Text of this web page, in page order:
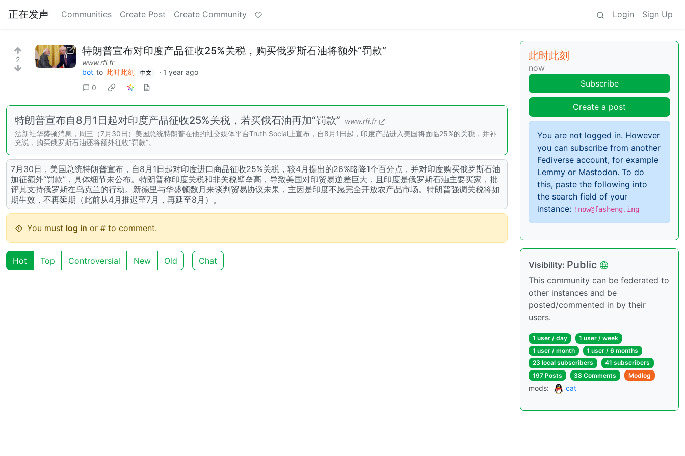
正在发声 Communities Create Post Create Community Login Sign Up
2
特朗普宣布对印度产品征收25%关税，购买俄罗斯石油将额外“罚款”
www.rfi.fr
bot to 此时此刻 中文 · 1 year ago
0
特朗普宣布自8月1日起对印度产品征收25%关税，若买俄石油再加“罚款” www.rfi.fr
法新社华盛顿消息，周三（7月30日）美国总统特朗普在他的社交媒体平台Truth Social上宣布，自8月1日起，印度产品进入美国将面临25%的关税，并补
充说，购买俄罗斯石油还将额外征收“罚款”。
7月30日，美国总统特朗普宣布，自8月1日起对印度进口商品征收25%关税，较4月提出的26%略降1个百分点，并对印度购买俄罗斯石油
加征额外“罚款”，具体细节未公布。特朗普称印度关税和非关税壁垒高，导致美国对印贸易逆差巨大，且印度是俄罗斯石油主要买家，批
评其支持俄罗斯在乌克兰的行动。新德里与华盛顿数月来谈判贸易协议未果，主因是印度不愿完全开放农产品市场。特朗普强调关税将如
期生效，不再延期（此前从4月推迟至7月，再延至8月）。
You must log in or # to comment.
Hot Top Controversial New Old Chat
此时此刻
now
Subscribe
Create a post
You are not logged in. However
you can subscribe from another
Fediverse account, for example
Lemmy or Mastodon. To do
this, paste the following into
the search field of your
instance: !now@fasheng.ing
Visibility: Public
This community can be federated to
other instances and be
posted/commented in by their
users.
1 user / day
1 user / week
1 user / month
1 user / 6 months
23 local subscribers
41 subscribers
197 Posts
38 Comments Modlog
mods: cat